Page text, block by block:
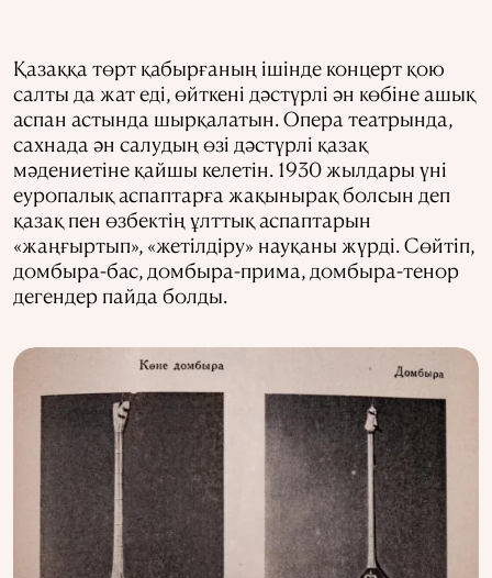
Қазаққа төрт қабырғаның ішінде концерт қою
салты да жат еді, өйткені дәстүрлі ән көбіне ашық
аспан астында шырқалатын. Опера театрында,
сахнада ән салудың өзі дәстүрлі қазақ
мәдениетіне қайшы келетін. 1930 жылдары үні
еуропалық аспаптарға жақынырақ болсын деп
қазақ пен өзбектің ұлттық аспаптарын
«жаңғыртып», «жетілдіру» науқаны жүрді. Сөйтіп,
домбыра-бас, домбыра-прима, домбыра-тенор
дегендер пайда болды.